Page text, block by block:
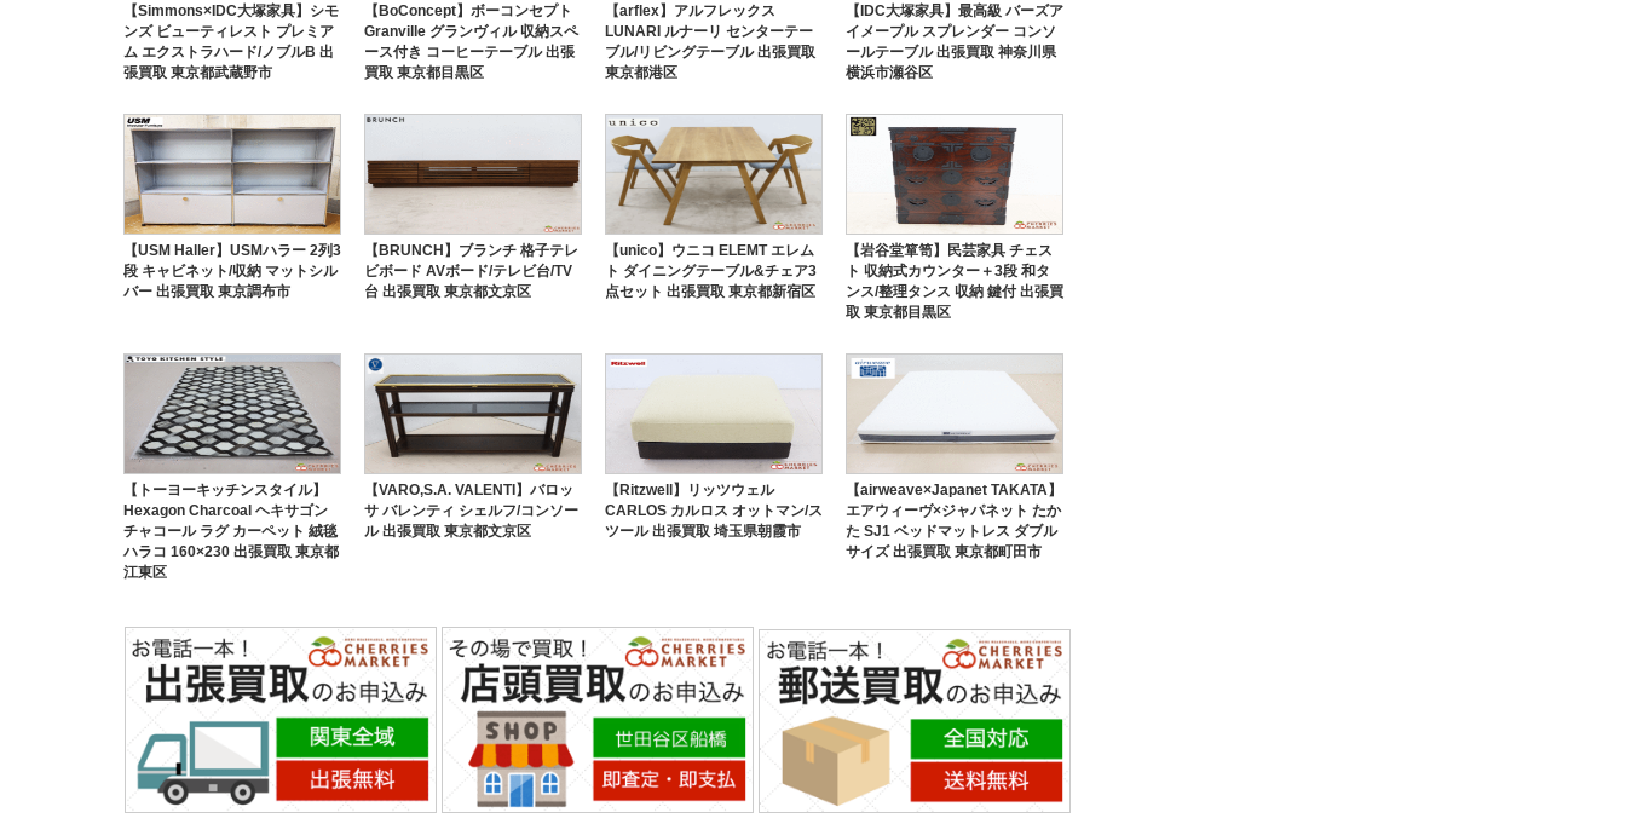
【Simmons×IDC大塚家具】シモ
ンズ ビューティレスト プレミア
ム エクストラハード/ノブルB 出
張買取 東京都武蔵野市
【BoConcept】ボーコンセプト
Granville グランヴィル 収納スペ
ース付き コーヒーテーブル 出張
買取 東京都目黒区
【arflex】アルフレックス
LUNARI ルナーリ センターテー
ブル/リビングテーブル 出張買取
東京都港区
【IDC大塚家具】最高級 バーズア
イメープル スプレンダー コンソ
ールテーブル 出張買取 神奈川県
横浜市瀬谷区
【USM Haller】USMハラー 2列3
段 キャビネット/収納 マットシル
バー 出張買取 東京調布市
【BRUNCH】ブランチ 格子テレ
ビボード AVボード/テレビ台/TV
台 出張買取 東京都文京区
【unico】ウニコ ELEMT エレム
ト ダイニングテーブル&チェア3
点セット 出張買取 東京都新宿区
【岩谷堂箪笥】民芸家具 チェス
ト 収納式カウンター＋3段 和タ
ンス/整理タンス 収納 鍵付 出張買
取 東京都目黒区
【トーヨーキッチンスタイル】
Hexagon Charcoal ヘキサゴン
チャコール ラグ カーペット 絨毯
ハラコ 160×230 出張買取 東京都
江東区
【VARO,S.A. VALENTI】バロッ
サ バレンティ シェルフ/コンソー
ル 出張買取 東京都文京区
【Ritzwell】リッツウェル
CARLOS カルロス オットマン/ス
ツール 出張買取 埼玉県朝霞市
【airweave×Japanet TAKATA】
エアウィーヴ×ジャパネット たか
た SJ1 ベッドマットレス ダブル
サイズ 出張買取 東京都町田市